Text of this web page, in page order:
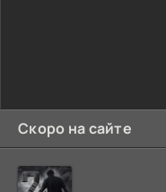
Скоро на сайте